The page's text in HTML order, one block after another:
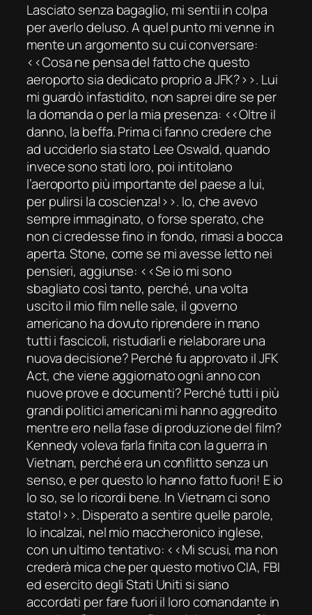
Lasciato senza bagaglio, mi sentii in colpa
per averlo deluso. A quel punto mi venne in
mente un argomento su cui conversare:
‹‹Cosa ne pensa del fatto che questo
aeroporto sia dedicato proprio a JFK?››. Lui
mi guardò infastidito, non saprei dire se per
la domanda o per la mia presenza: ‹‹Oltre il
danno, la beffa. Prima ci fanno credere che
ad ucciderlo sia stato Lee Oswald, quando
invece sono stati loro, poi intitolano
l’aeroporto più importante del paese a lui,
per pulirsi la coscienza!››. Io, che avevo
sempre immaginato, o forse sperato, che
non ci credesse fino in fondo, rimasi a bocca
aperta. Stone, come se mi avesse letto nei
pensieri, aggiunse: ‹‹Se io mi sono
sbagliato così tanto, perché, una volta
uscito il mio film nelle sale, il governo
americano ha dovuto riprendere in mano
tutti i fascicoli, ristudiarli e rielaborare una
nuova decisione? Perché fu approvato ilJFK
Act, che viene aggiornato ogni anno con
nuove prove e documenti? Perché tutti i più
grandi politici americani mi hanno aggredito
mentre ero nella fase di produzione del film?
Kennedy voleva farla finita con la guerra in
Vietnam, perché era un conflitto senza un
senso, e per questo lo hanno fatto fuori! E io
lo so, se lo ricordi bene. In Vietnam ci sono
stato!››. Disperato a sentire quelle parole,
lo incalzai, nel mio maccheronico inglese,
con un ultimo tentativo: ‹‹Mi scusi, ma non
crederà mica che per questo motivo CIA, FBI
ed esercito degli Stati Uniti si siano
accordati per fare fuori il loro comandante in